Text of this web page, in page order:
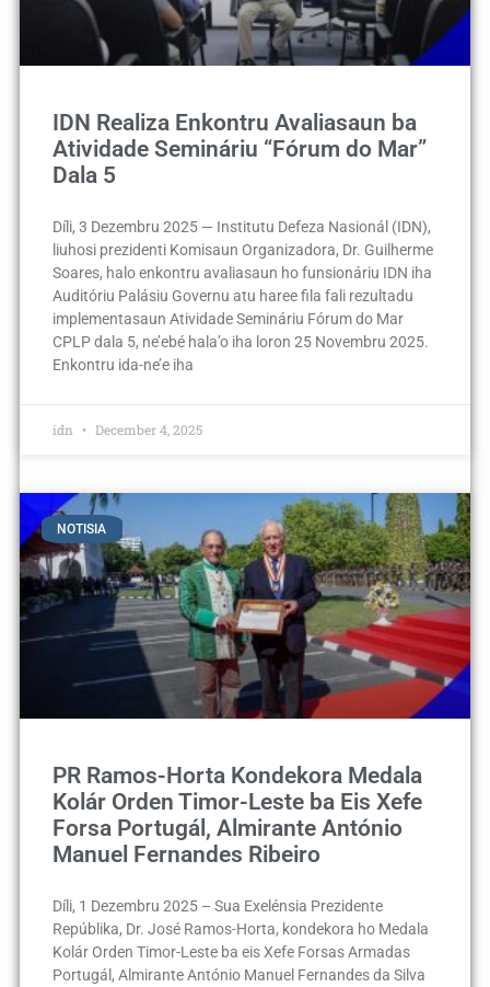
IDN Realiza Enkontru Avaliasaun ba
Atividade Semináriu “Fórum do Mar”
Dala 5
Díli, 3 Dezembru 2025 — Institutu Defeza Nasionál (IDN),
liuhosi prezidenti Komisaun Organizadora, Dr. Guilherme
Soares, halo enkontru avaliasaun ho funsionáriu IDN iha
Auditóriu Palásiu Governu atu haree fila fali rezultadu
implementasaun Atividade Semináriu Fórum do Mar
CPLP dala 5, ne’ebé hala’o iha loron 25 Novembru 2025.
Enkontru ida-ne’e iha
idn December 4, 2025
NOTISIA
PR Ramos-Horta Kondekora Medala
Kolár Orden Timor-Leste ba Eis Xefe
Forsa Portugál, Almirante António
Manuel Fernandes Ribeiro
Díli, 1 Dezembru 2025 – Sua Exelénsia Prezidente
Repúblika, Dr. José Ramos-Horta, kondekora ho Medala
Kolár Orden Timor-Leste ba eis Xefe Forsas Armadas
Portugál, Almirante António Manuel Fernandes da Silva